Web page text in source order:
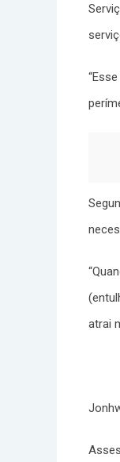
atrai